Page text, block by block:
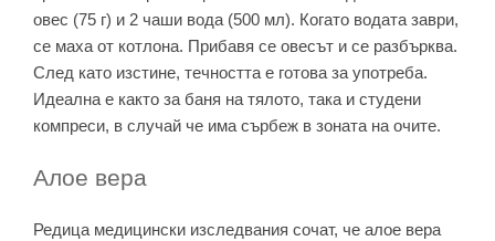
овес (75 г) и 2 чаши вода (500 мл). Когато водата заври,
се маха от котлона. Прибавя се овесът и се разбърква.
След като изстине, течността е готова за употреба.
Идеална е както за баня на тялото, така и студени
компреси, в случай че има сърбеж в зоната на очите.
Алое вера
Редица медицински изследвания сочат, че алое вера